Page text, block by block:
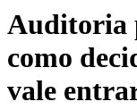
Auditoria
como
vale